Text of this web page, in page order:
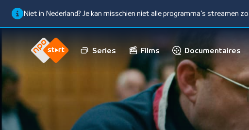
Niet in Nederland? Je kan misschien niet alle programma’s streamen
Series Films Documentaires